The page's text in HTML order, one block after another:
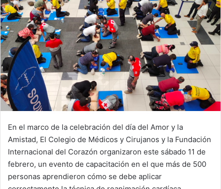
En el marco de la celebración del día del Amor y la
Amistad, El Colegio de Médicos y Cirujanos y la Fundación
Internacional del Corazón organizaron este sábado 11 de
febrero, un evento de capacitación en el que más de 500
personas aprendieron cómo se debe aplicar